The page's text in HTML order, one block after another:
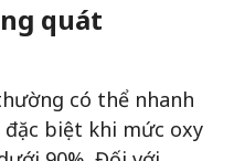
quát
có thể nhanh
biệt khi mức oxy